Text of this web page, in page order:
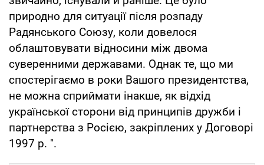
природно для ситуації після розпаду
Радянського Союзу, коли довелося
облаштовувати відносини між двома
суверенними державами. Однак те, що ми
спостерігаємо в роки Вашого президентства,
не можна сприймати інакше, як відхід
української сторони від принципів дружби і
партнерства з Росією, закріплених у Договорі
1997 р. ".